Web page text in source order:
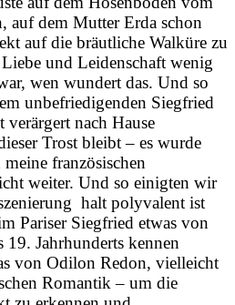
auf dem Mutter Erda schon
auf die bräutliche Walküre zu
und Leidenschaft wenig
wen wundert das. Und so
unbefriedigenden Siegfried
nach Hause
Trost bleibt – es wurde
französischen
weiter. Und so einigten wir
halt polyvalent ist
Pariser Siegfried etwas von
Jahrhunderts kennen
von Odilon Redon, vielleicht
Romantik – um die